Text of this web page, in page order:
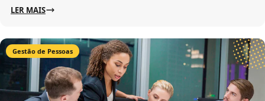
LER MAIS
Gestão de Pessoas